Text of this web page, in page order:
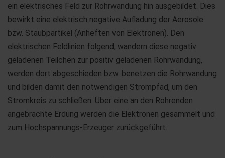
ein elektrisches Feld zur Rohrwandung hin ausgebildet. Dies
bewirkt eine elektrisch negative Aufladung der Aerosole
bzw. Staubpartikel (Anheften von Elektronen). Den
elektrischen Feldlinien folgend, wandern diese negativ
geladenen Teilchen zur positiv geladenen Rohrwandung,
werden dort abgeschieden bzw. benetzen die Rohrwandung
und bilden damit den notwendigen Strompfad, um den
Stromkreis zu schließen. Über eine an den Rohrenden
angebrachte Erdung werden die Elektronen gesammelt und
zum Hochspannungs-Erzeuger zurückgeführt.